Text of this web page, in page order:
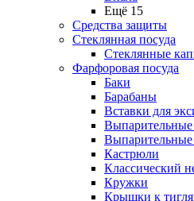
Ещё 15
Средства защиты
Стеклянная посуда
Стеклянные
Фарфоровая посуда
Баки
Барабаны
Вставки для
Кастрюли
Классический
Кружки
Крышки к